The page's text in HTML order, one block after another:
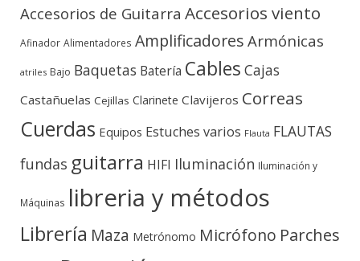
Accesorios de Guitarra Accesorios viento
Afinador Alimentadores Amplificadores Armónicas
atriles Bajo Baquetas Batería Cables Cajas
Castañuelas Cejillas Clarinete Clavijeros Correas
Cuerdas Equipos Estuches varios Flauta FLAUTAS
fundas guitarra HIFI Iluminación Iluminación y
Máquinas libreria y métodos
Librería Maza Metrónomo Micrófono Parches